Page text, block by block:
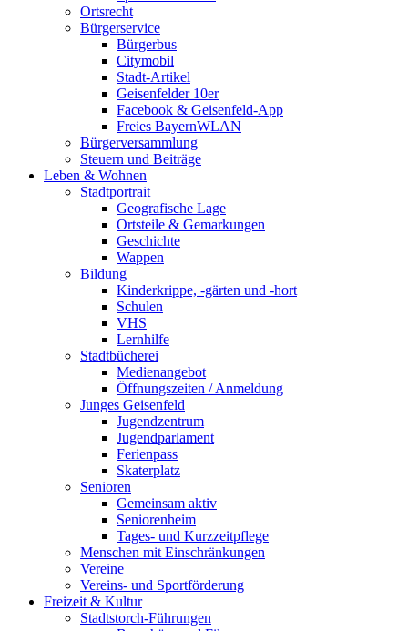
Ortsrecht
Bürgerservice
Bürgerbus
Citymobil
Stadt-Artikel
Geisenfelder 10er
Facebook & Geisenfeld-App
Freies BayernWLAN
Bürgerversammlung
Steuern und Beiträge
Leben & Wohnen
Stadtportrait
Geografische Lage
Ortsteile & Gemarkungen
Geschichte
Wappen
Bildung
Kinderkrippe, -gärten und -hort
Schulen
VHS
Lernhilfe
Stadtbücherei
Medienangebot
Öffnungszeiten / Anmeldung
Junges Geisenfeld
Jugendzentrum
Jugendparlament
Ferienpass
Skaterplatz
Senioren
Gemeinsam aktiv
Seniorenheim
Tages- und Kurzzeitpflege
Menschen mit Einschränkungen
Vereine
Vereins- und Sportförderung
Freizeit & Kultur
Stadtstorch-Führungen